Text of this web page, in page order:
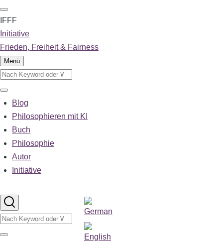
Direkt
zum
Inhalt
IFFF
Initiative
Frieden, Freiheit & Fairness
Menü
Suche
Suche
Main
navigation
Blog
Philosophieren mit KI
Buch
Philosophie
Autor
Initiative
Suche
Suche
Sprachumschalter